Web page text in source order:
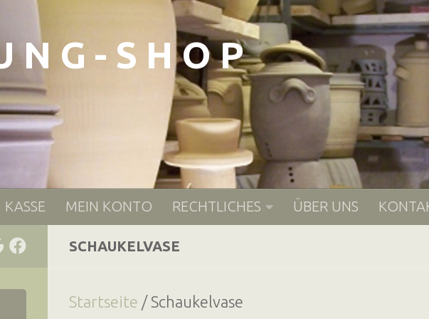
N G - S H O P
KASSE MEIN KONTO RECHTLICHES ÜBER UNS
SCHAUKELVASE
Startseite / Schaukelvase